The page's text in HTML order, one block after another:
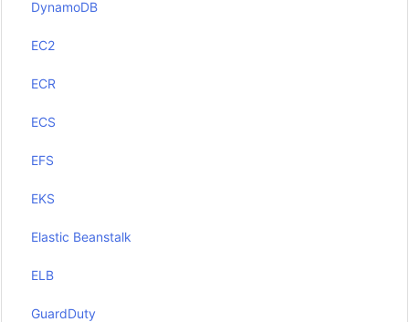
DynamoDB
EC2
ECR
ECS
EFS
EKS
Elastic Beanstalk
ELB
GuardDuty